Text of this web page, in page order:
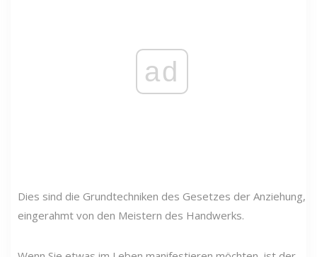
ad
Dies sind die Grundtechniken des Gesetzes der Anziehung,
eingerahmt von den Meistern des Handwerks.